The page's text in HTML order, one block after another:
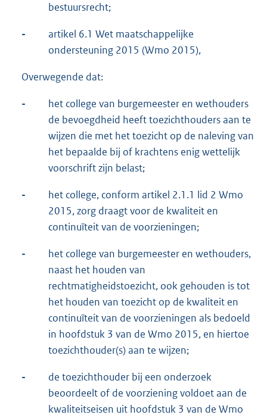
bestuursrecht;
-
artikel 6.1 Wet maatschappelijke
ondersteuning 2015 (Wmo 2015),
Overwegende dat:
-
het college van burgemeester en wethouders
de bevoegdheid heeft toezichthouders aan te
wijzen die met het toezicht op de naleving van
het bepaalde bij of krachtens enig wettelijk
voorschrift zijn belast;
-
het college, conform artikel 2.1.1 lid 2 Wmo
2015, zorg draagt voor de kwaliteit en
continuïteit van de voorzieningen;
-
het college van burgemeester en wethouders,
naast het houden van
rechtmatigheidstoezicht, ook gehouden is tot
het houden van toezicht op de kwaliteit en
continuïteit van de voorzieningen als bedoeld
in hoofdstuk 3 van de Wmo 2015, en hiertoe
toezichthouder(s) aan te wijzen;
-
de toezichthouder bij een onderzoek
beoordeelt of de voorziening voldoet aan de
kwaliteitseisen uit hoofdstuk 3 van de Wmo